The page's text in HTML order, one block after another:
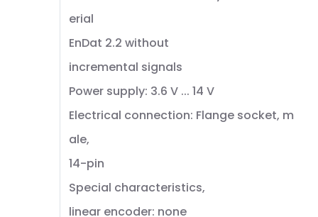
erial
EnDat 2.2 without
incremental signals
Power supply: 3.6 V ... 14 V
Electrical connection: Flange socket, m
ale,
14-pin
Special characteristics,
linear encoder: none